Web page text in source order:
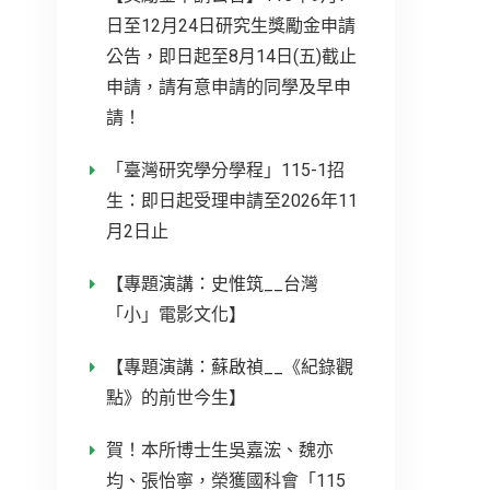
日至12月24日研究生獎勵金申請
公告，即日起至8月14日(五)截止
申請，請有意申請的同學及早申
請！
「臺灣研究學分學程」115-1招
生：即日起受理申請至2026年11
月2日止
【專題演講：史惟筑__台灣
「小」電影文化】
【專題演講：蘇啟禎__《紀錄觀
點》的前世今生】
賀！本所博士生吳嘉浤、魏亦
均、張怡寧，榮獲國科會「115